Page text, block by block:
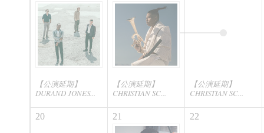
【公演延期】
DURAND JONES...
【公演延期】
CHRISTIAN SC...
【公演延期】
CHRISTIAN SC...
20 21 22